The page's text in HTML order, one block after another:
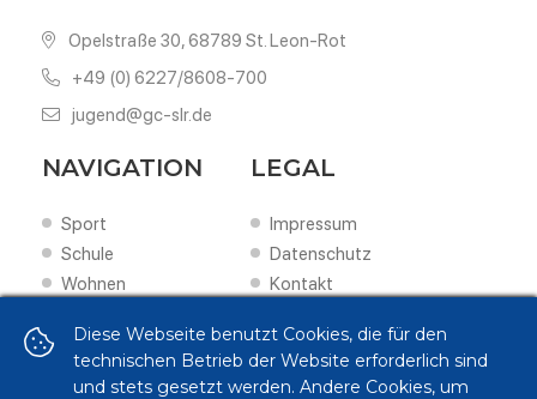
Opelstraße 30, 68789 St. Leon-Rot
+49 (0) 6227/8608-700
jugend@gc-slr.de
NAVIGATION
Sport
Schule
Wohnen
Förderung
LEGAL
Impressum
Datenschutz
Kontakt
FOLLOW US ON
Diese Webseite benutzt Cookies, die für den
technischen Betrieb der Website erforderlich sind
und stets gesetzt werden. Andere Cookies, um